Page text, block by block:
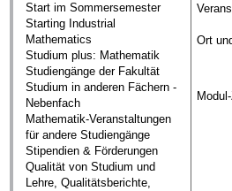
Start im Sommersemester
Starting Industrial
Mathematics
Studium plus: Mathematik
Studiengänge der Fakultät
Studium in anderen Fächern -
Nebenfach
Mathematik-Veranstaltungen
für andere Studiengänge
Stipendien & Förderungen
Qualität von Studium und
Lehre, Qualitätsberichte,
Ort